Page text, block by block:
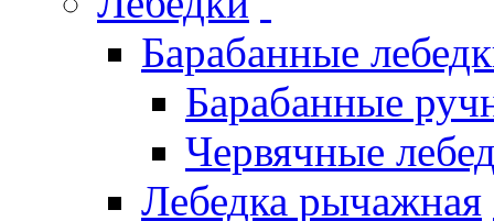
Барабанные
Барабанные
Червячные
Лебедка рычажная